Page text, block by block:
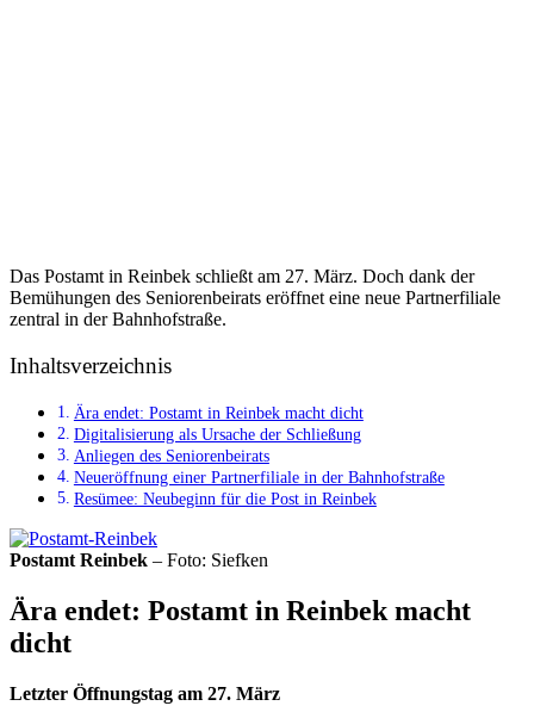
Das Postamt in Reinbek schließt am 27. März. Doch dank der
Bemühungen des Seniorenbeirats eröffnet eine neue Partnerfiliale
zentral in der Bahnhofstraße.
Inhaltsverzeichnis
Ära endet: Postamt in Reinbek macht dicht
Digitalisierung als Ursache der Schließung
Anliegen des Seniorenbeirats
Neueröffnung einer Partnerfiliale in der Bahnhofstraße
Resümee: Neubeginn für die Post in Reinbek
Postamt Reinbek – Foto: Siefken
Ära endet: Postamt in Reinbek macht
dicht
Letzter Öffnungstag am 27. März